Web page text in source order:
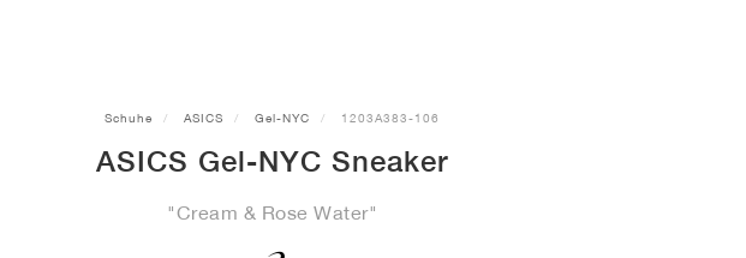
Schuhe ASICS Gel-NYC 1203A383-106
ASICS Gel-NYC Sneaker
"Cream & Rose Water"